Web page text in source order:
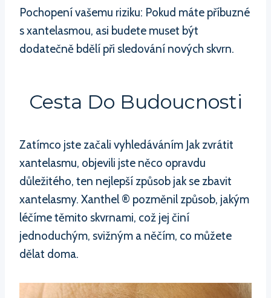
Pochopení vašemu riziku: Pokud máte příbuzné
s xantelasmou, asi budete muset být
dodatečně bdělí při sledování nových skvrn.
Cesta Do Budoucnosti
Zatímco jste začali vyhledáváním Jak zvrátit
xantelasmu, objevili jste něco opravdu
důležitého, ten nejlepší způsob jak se zbavit
xantelasmy. Xanthel ® pozměnil způsob, jakým
léčíme těmito skvrnami, což jej činí
jednoduchým, svižným a něčím, co můžete
dělat doma.